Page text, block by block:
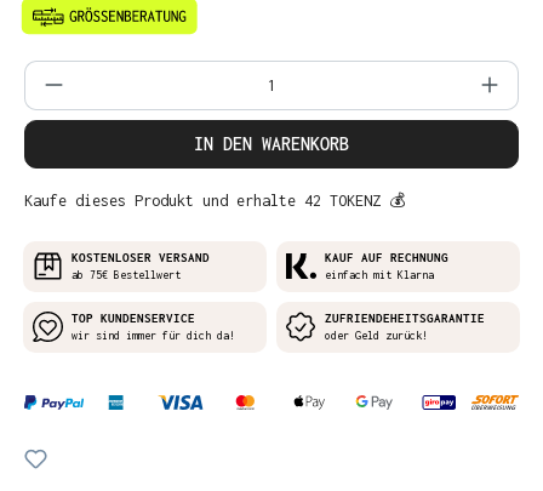
Produkt Anzahl: Gib den gewünschten
IN DEN WARENKORB
Kaufe dieses Produkt und erhalte 42 TOKENZ 💰
KOSTENLOSER VERSAND
ab 75€ Bestellwert
KAUF AUF RECHNUNG
einfach mit Klarna
TOP KUNDENSERVICE
wir sind immer für dich da!
ZUFRIENDEHEITSGARANTIE
oder Geld zurück!